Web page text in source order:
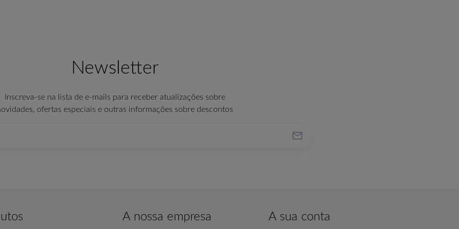
Newsletter
Inscreva-se na lista de e-mails para receber atualizações sobre
ofertas especiais e outras informações sobre descontos

A nossa empresa A sua conta